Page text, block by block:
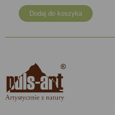
Dodaj do koszyka